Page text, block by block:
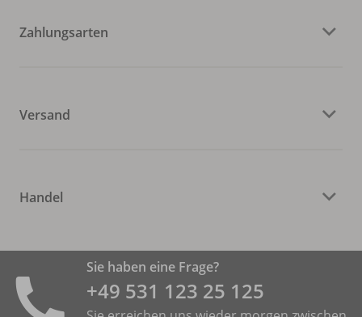
Zahlungsarten
Versand
Handel
Sie haben eine Frage?
+49 531 ­123 25 125